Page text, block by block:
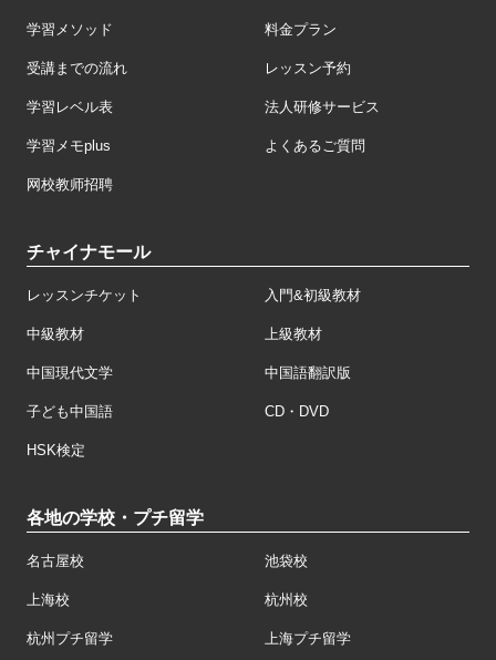
学習メソッド 料金プラン
受講までの流れ レッスン予約
学習レベル表 法人研修サービス
学習メモplus よくあるご質問
网校教师招聘
チャイナモール
レッスンチケット 入門&初級教材
中級教材 上級教材
中国現代文学 中国語翻訳版
子ども中国語 CD・DVD
HSK検定
各地の学校・プチ留学
名古屋校 池袋校
上海校 杭州校
杭州プチ留学 上海プチ留学